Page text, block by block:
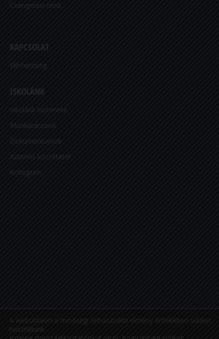
Csengetési rend
KAPCSOLAT
Elérhetőség
ISKOLÁNK
Iskolánk története
Munkatársaink
Dokumentumok
Különös közzététel
Kollégium
A weboldalon a minőségi felhasználói élmény érdekében sütiket
használunk.